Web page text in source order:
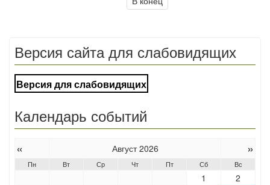
Версия сайта для слабовидящих
Версия для слабовидящих
Календарь событий
« Август 2026 »
Пн Вт Ср Чт Пт Сб Вс
1
2